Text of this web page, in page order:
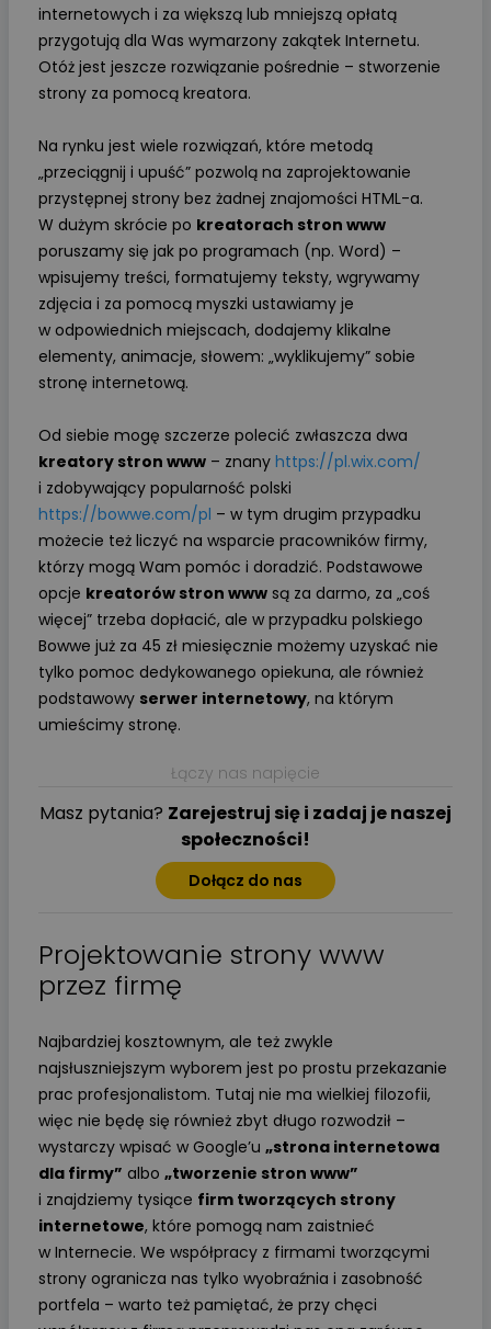
internetowych i za większą lub mniejszą opłatą
przygotują dla Was wymarzony zakątek Internetu.
Otóż jest jeszcze rozwiązanie pośrednie – stworzenie
strony za pomocą kreatora.
Na rynku jest wiele rozwiązań, które metodą
„przeciągnij i upuść” pozwolą na zaprojektowanie
przystępnej strony bez żadnej znajomości HTML-a.
W dużym skrócie po kreatorach stron www
poruszamy się jak po programach (np. Word) –
wpisujemy treści, formatujemy teksty, wgrywamy
zdjęcia i za pomocą myszki ustawiamy je
w odpowiednich miejscach, dodajemy klikalne
elementy, animacje, słowem: „wyklikujemy” sobie
stronę internetową.
Od siebie mogę szczerze polecić zwłaszcza dwa
kreatory stron www – znany https://pl.wix.com/
i zdobywający popularność polski
https://bowwe.com/pl – w tym drugim przypadku
możecie też liczyć na wsparcie pracowników firmy,
którzy mogą Wam pomóc i doradzić. Podstawowe
opcje kreatorów stron www są za darmo, za „coś
więcej” trzeba dopłacić, ale w przypadku polskiego
Bowwe już za 45 zł miesięcznie możemy uzyskać nie
tylko pomoc dedykowanego opiekuna, ale również
podstawowy serwer internetowy, na którym
umieścimy stronę.
Łączy nas napięcie
Masz pytania? Zarejestruj się i zadaj je naszej
społeczności!
Dołącz do nas
Projektowanie strony www
przez firmę
Najbardziej kosztownym, ale też zwykle
najsłuszniejszym wyborem jest po prostu przekazanie
prac profesjonalistom. Tutaj nie ma wielkiej filozofii,
więc nie będę się również zbyt długo rozwodził –
wystarczy wpisać w Google’u „strona internetowa
dla firmy” albo „tworzenie stron www”
i znajdziemy tysiące firm tworzących strony
internetowe, które pomogą nam zaistnieć
w Internecie. We współpracy z firmami tworzącymi
strony ogranicza nas tylko wyobraźnia i zasobność
portfela – warto też pamiętać, że przy chęci